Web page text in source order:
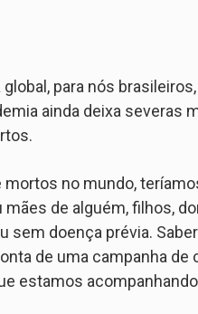
para nós
ainda deixa severas
no mundo,
de alguém, filhos,
doença prévia.
de uma campanha de
estamos